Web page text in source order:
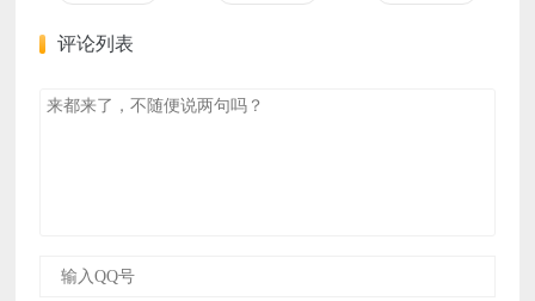
评论列表